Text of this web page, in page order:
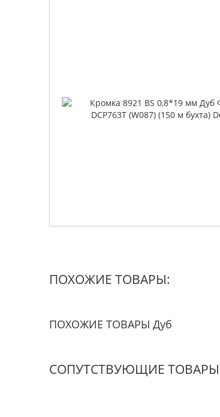
ПОХОЖИЕ ТОВАРЫ:
ПОХОЖИЕ ТОВАРЫ Дуб
СОПУТСТВУЮЩИЕ